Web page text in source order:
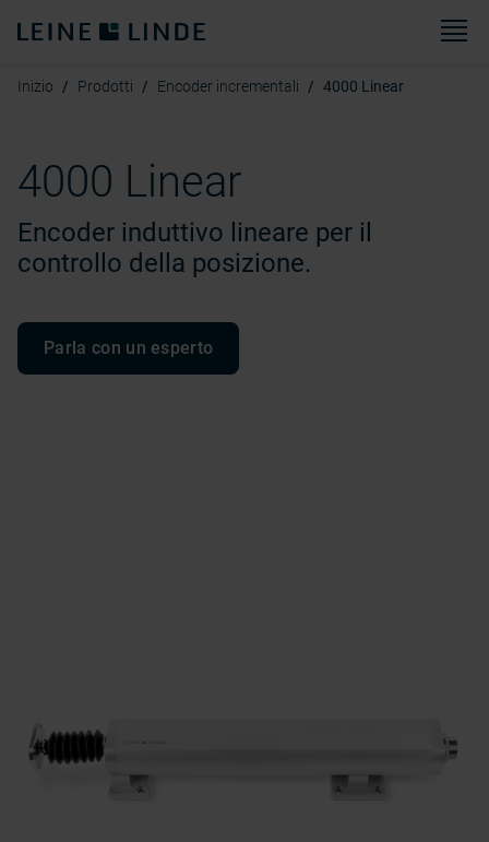
Inizio Prodotti Encoder incrementali 4000 Linear
4000 Linear
Encoder induttivo lineare per il
controllo della posizione.
Parla con un esperto